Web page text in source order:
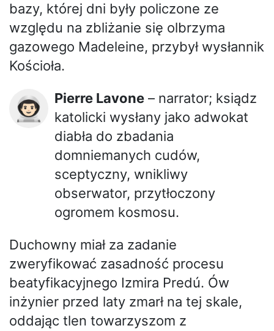
bazy, której dni były policzone ze
względu na zbliżanie się olbrzyma
gazowego Madeleine, przybył wysłannik
Kościoła.
👨🏻‍🚀 Pierre Lavone – narrator; ksiądz
katolicki wysłany jako adwokat
diabła do zbadania
domniemanych cudów,
sceptyczny, wnikliwy
obserwator, przytłoczony
ogromem kosmosu.
Duchowny miał za zadanie
zweryfikować zasadność procesu
beatyfikacyjnego Izmira Predú. Ów
inżynier przed laty zmarł na tej skale,
oddając tlen towarzyszom z